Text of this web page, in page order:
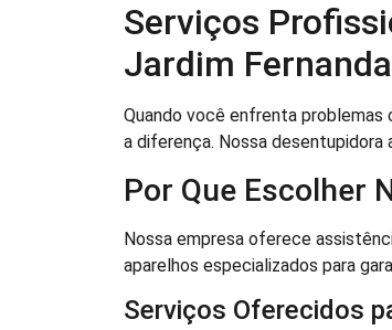
Serviços
Jardim Fernanda
Quando você enfrenta
a diferença. Nossa desentupidora
Por Que Escolher
Nossa empresa oferece
aparelhos especializados para
Serviços Oferecidos